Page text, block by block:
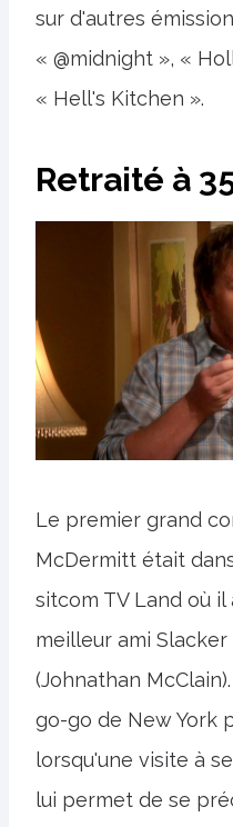
sur d'autres
« @midnight », «
« Hell's Kitchen ».
Retraité à
Le premier grand
McDermitt était
sitcom TV Land où il
meilleur ami
(Johnathan
go-go de New York
lorsqu'une visite à
lui permet de se